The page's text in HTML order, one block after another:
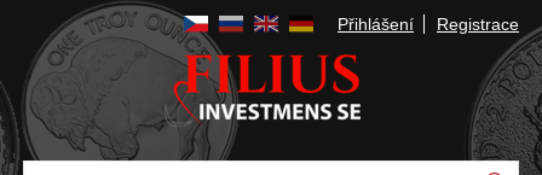
Přihlášení Registrace